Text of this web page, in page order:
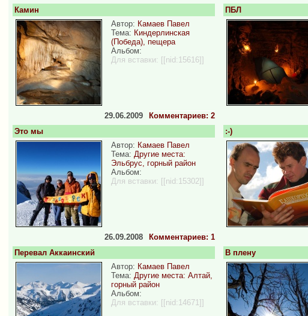
Камин
Автор: Камаев Павел
Тема: Киндерлинская
(Победа), пещера
Альбом:
Для вставки: [[nid:15616]]
Комментариев: 2
29.06.2009
ПБЛ
Это мы
Автор: Камаев Павел
Тема: Другие места:
Эльбрус, горный район
Альбом:
Для вставки: [[nid:15302]]
Комментариев: 1
26.09.2008
:-)
Перевал Аккаинский
Автор: Камаев Павел
Тема: Другие места: Алтай,
горный район
Альбом:
Для вставки: [[nid:14671]]
В плену